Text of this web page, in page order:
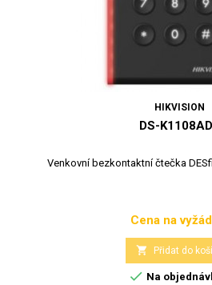
HIKVISION
DS-
Venkovní bezkontaktní čtečka
Cena
Cena na
 Přidat do
 Na